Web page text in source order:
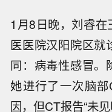
1月8日晚，刘睿
医医院汉阳院区就
同：病毒性感冒。
她进行了一次脑
因，但CT报告“未见